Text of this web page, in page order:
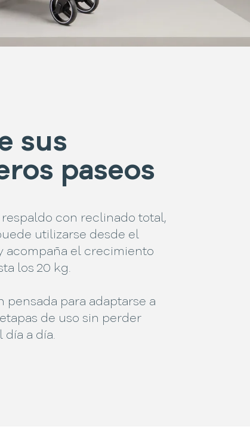
sus
paseos
respaldo con reclinado total,
utilizarse desde el
acompaña el crecimiento
los 20 kg.
pensada para adaptarse a
de uso sin perder
día a día.